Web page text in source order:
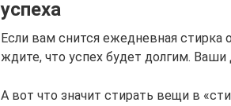
успеха
Если вам снится ежедневная
ждите, что успех будет долгим.
А вот что значит стирать вещи в